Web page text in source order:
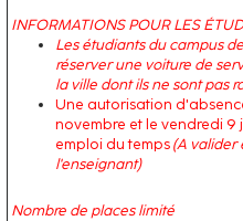
INFORMATIONS POUR LES
Les étudiants du campus
réserver une voiture de
la ville dont ils ne sont pas
Une autorisation
novembre et le vendredi
emploi du temps(A valider
l'enseignant)
Nombre de places limité